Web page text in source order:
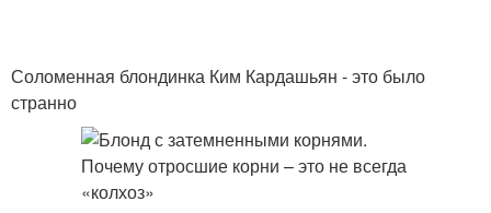
Соломенная блондинка Ким Кардашьян - это было
странно